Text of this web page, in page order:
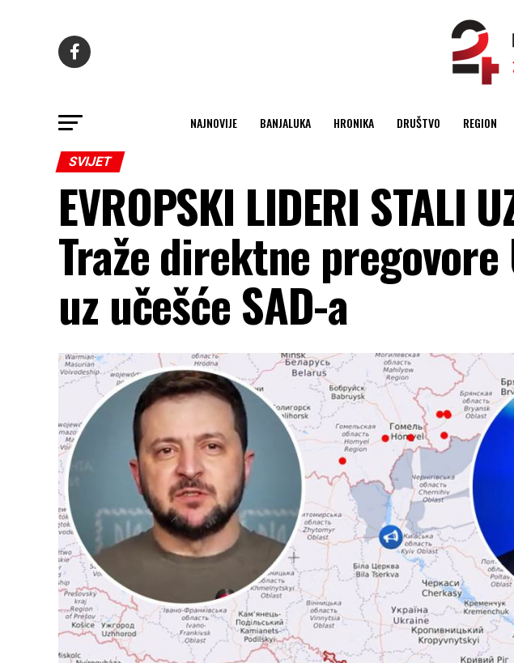
NAJNOVIJE BANJALUKA HRONIKA DRUŠTVO REGION
SVIJET
EVROPSKI LIDERI STALI
Traže direktne
uz učešće SAD-a